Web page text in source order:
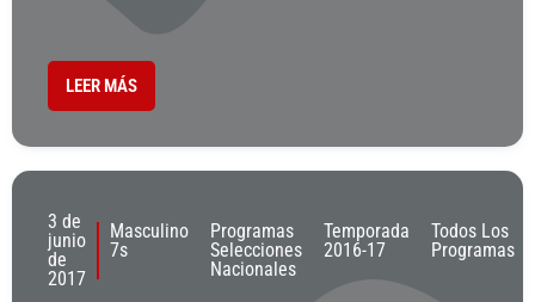
LEER MÁS
3 de
junio
de
2017
Masculino
7s
Programas
Selecciones
Nacionales
Temporada
2016-17
Todos Los
Programas